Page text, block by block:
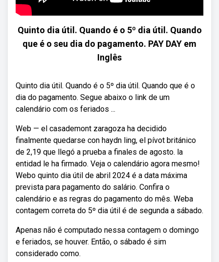
Quinto dia útil. Quando é o 5º dia útil. Quando
que é o seu dia do pagamento. PAY DAY em
Inglês
Quinto dia útil. Quando é o 5º dia útil. Quando que é o
dia do pagamento. Segue abaixo o link de um
calendário com os feriados ...
Web — el casademont zaragoza ha decidido
finalmente quedarse con haydn ling, el pívot británico
de 2,19 que llegó a prueba a finales de agosto. la
entidad le ha firmado. Veja o calendário agora mesmo!
Webo quinto dia útil de abril 2024 é a data máxima
prevista para pagamento do salário. Confira o
calendário e as regras do pagamento do mês. Weba
contagem correta do 5º dia útil é de segunda a sábado.
Apenas não é computado nessa contagem o domingo
e feriados, se houver. Então, o sábado é sim
considerado como.